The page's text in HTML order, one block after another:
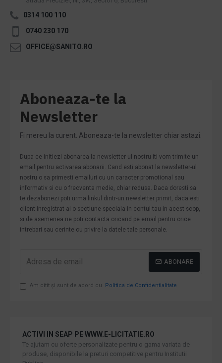
0314 100 110
0740 230 170
OFFICE@SANITO.RO
Aboneaza-te la
Newsletter
Fi mereu la curent. Aboneaza-te la newsletter chiar astazi.
Dupa ce initiezi abonarea la newsletter-ul nostru iti vom trimite un
email pentru activarea abonarii. Cand esti abonat la newsletter-ul
nostru o sa primesti emailuri cu un caracter promotional sau
informativ si cu o frecventa medie, chiar redusa. Daca doresti sa
te dezabonezi poti urma linkul dintr-un newsletter primit, daca esti
client inregistrat ai o sectiune speciala in contul tau in acest scop,
si de asemenea ne poti contacta oricand pe email pentru orice
intrebari sau cerinte cu privire la datele tale personale.
ABONARE
Am citit şi sunt de acord cu Politica de Confidentialitate
ACTIVI IN SEAP PE WWW.E-LICITATIE.RO
Te ajutam cu oferte personalizate pentru o gama variata de
produse, disponibile la preturi competitive pentru Institutii